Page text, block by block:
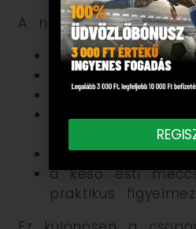
A napi programnál
a nap
a magyar idő
a TV- és
a csoportállás
szempontjából
a várható nézői
a késő esti
praktikus